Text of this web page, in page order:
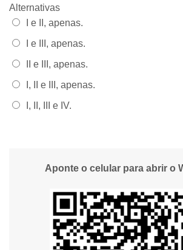
Alternativas
Alternativa 1:
I e II, apenas.
Alternativa 2:
I e III, apenas.
Alternativa 3:
II e III, apenas.
Alternativa 4:
I, II e III, apenas.
Alternativa 5:
I, II, III e IV.
Aponte o celular para abrir o